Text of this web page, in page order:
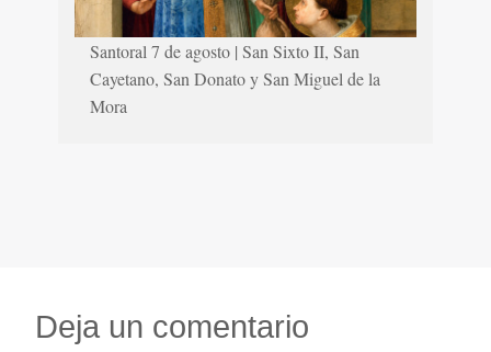
Santoral 7 de agosto | San Sixto II, San
Cayetano, San Donato y San Miguel de la
Mora
Deja un comentario